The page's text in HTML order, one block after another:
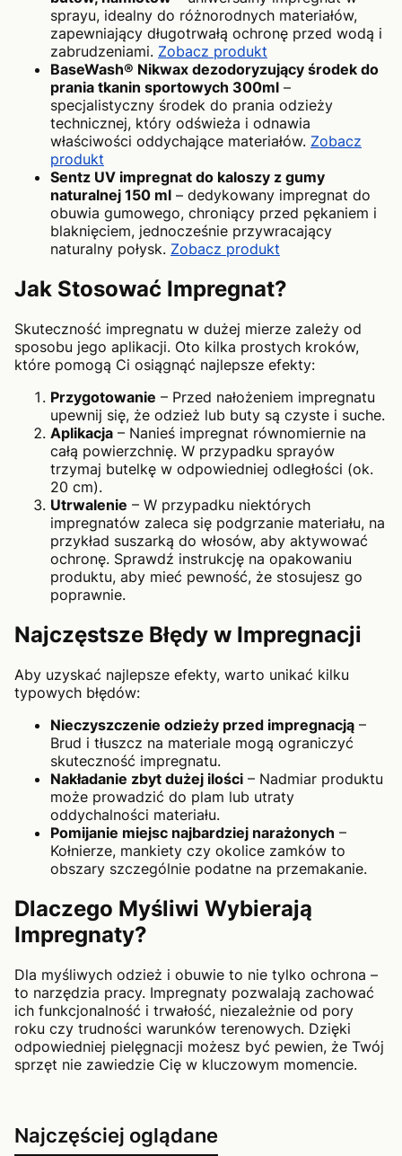
sprayu, idealny do różnorodnych materiałów,
zapewniający długotrwałą ochronę przed wodą i
zabrudzeniami. Zobacz produkt
BaseWash® Nikwax dezodoryzujący środek do
prania tkanin sportowych 300ml –
specjalistyczny środek do prania odzieży
technicznej, który odświeża i odnawia
właściwości oddychające materiałów. Zobacz
produkt
Sentz UV impregnat do kaloszy z gumy
naturalnej 150 ml – dedykowany impregnat do
obuwia gumowego, chroniący przed pękaniem i
blaknięciem, jednocześnie przywracający
naturalny połysk. Zobacz produkt
Jak Stosować Impregnat?
Skuteczność impregnatu w dużej mierze zależy od
sposobu jego aplikacji. Oto kilka prostych kroków,
które pomogą Ci osiągnąć najlepsze efekty:
Przygotowanie – Przed nałożeniem impregnatu
upewnij się, że odzież lub buty są czyste i suche.
Aplikacja – Nanieś impregnat równomiernie na
całą powierzchnię. W przypadku sprayów
trzymaj butelkę w odpowiedniej odległości (ok.
20 cm).
Utrwalenie – W przypadku niektórych
impregnatów zaleca się podgrzanie materiału, na
przykład suszarką do włosów, aby aktywować
ochronę. Sprawdź instrukcję na opakowaniu
produktu, aby mieć pewność, że stosujesz go
poprawnie.
Najczęstsze Błędy w Impregnacji
Aby uzyskać najlepsze efekty, warto unikać kilku
typowych błędów:
Nieczyszczenie odzieży przed impregnacją –
Brud i tłuszcz na materiale mogą ograniczyć
skuteczność impregnatu.
Nakładanie zbyt dużej ilości – Nadmiar produktu
może prowadzić do plam lub utraty
oddychalności materiału.
Pomijanie miejsc najbardziej narażonych –
Kołnierze, mankiety czy okolice zamków to
obszary szczególnie podatne na przemakanie.
Dlaczego Myśliwi Wybierają
Impregnaty?
Dla myśliwych odzież i obuwie to nie tylko ochrona –
to narzędzia pracy. Impregnaty pozwalają zachować
ich funkcjonalność i trwałość, niezależnie od pory
roku czy trudności warunków terenowych. Dzięki
odpowiedniej pielęgnacji możesz być pewien, że Twój
sprzęt nie zawiedzie Cię w kluczowym momencie.
Najczęściej oglądane